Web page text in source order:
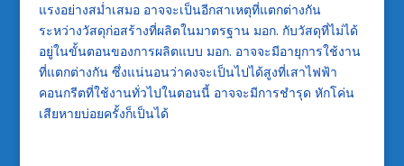
แรงอย่างสม่ำเสมอ อาจจะเป็นอีกสาเหตุที่แตกต่างกัน
ระหว่างวัสดุก่อสร้างที่ผลิตในมาตรฐาน มอก. กับวัสดุที่ไม่ได้
อยู่ในขั้นตอนของการผลิตแบบ มอก. อาจจะมีอายุการใช้งาน
ที่แตกต่างกัน ซึ่งแน่นอนว่าคงจะเป็นไปได้สูงที่เสาไฟฟ้า
คอนกรีตที่ใช้งานทั่วไปในตอนนี้ อาจจะมีการชำรุด หักโค่น
เสียหายบ่อยครั้งก็เป็นได้